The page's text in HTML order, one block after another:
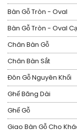
Bàn Gỗ Tròn - Oval
Bàn Gỗ Tròn - Oval
Chân Bàn Gỗ
Chân Bàn Sắt
Đôn Gỗ Nguyên Khối
Ghế Băng Dài
Ghế Gỗ
Giao Bàn Gỗ Cho